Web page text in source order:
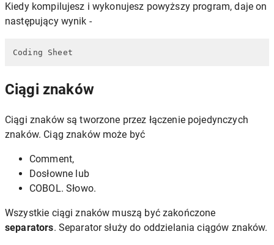
Kiedy kompilujesz i wykonujesz powyższy program, daje on
następujący wynik -
Coding Sheet
Ciągi znaków
Ciągi znaków są tworzone przez łączenie pojedynczych
znaków. Ciąg znaków może być
Comment,
Dosłowne lub
COBOL. Słowo.
Wszystkie ciągi znaków muszą być zakończone
separators. Separator służy do oddzielania ciągów znaków.